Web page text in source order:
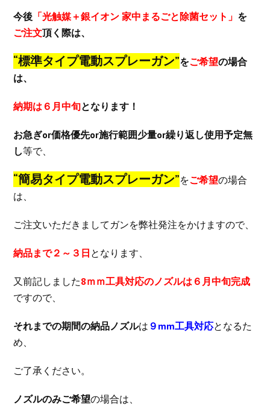
今後 「光触媒＋銀イオン 家中まるごと除菌セット」 を
ご注文頂く際は、
“標準タイプ電動スプレーガン”をご希望の場合
は、
納期は６月中旬となります！
お急ぎor価格優先or施行範囲少量or繰り返し使用予定無
し等で、
“簡易タイプ電動スプレーガン”をご希望の場合
は、
ご注文いただきましてガンを弊社発注をかけますので、
納品まで２～３日 となります、
又前記しました8ｍｍ工具対応のノズルは６月中旬完成
ですので、
それまでの期間の納品ノズルは ９mm工具対応となるた
め、
ご了承ください。
ノズルのみご希望の場合は、